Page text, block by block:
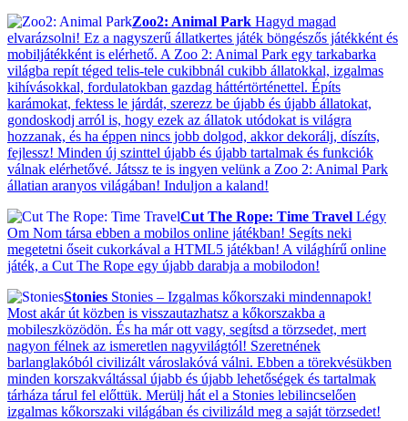
Zoo2: Animal Park Hagyd magad
elvarázsolni! Ez a nagyszerű állatkertes játék böngészős játékként és
mobiljátékként is elérhető. A Zoo 2: Animal Park egy tarkabarka
világba repít téged telis-tele cukibbnál cukibb állatokkal, izgalmas
kihívásokkal, fordulatokban gazdag háttértörténettel. Építs
karámokat, fektess le járdát, szerezz be újabb és újabb állatokat,
gondoskodj arról is, hogy ezek az állatok utódokat is világra
hozzanak, és ha éppen nincs jobb dolgod, akkor dekorálj, díszíts,
fejlessz! Minden új szinttel újabb és újabb tartalmak és funkciók
válnak elérhetővé. Játssz te is ingyen velünk a Zoo 2: Animal Park
állatian aranyos világában! Induljon a kaland!
Cut The Rope: Time Travel Légy
Om Nom társa ebben a mobilos online játékban! Segíts neki
megetetni őseit cukorkával a HTML5 játékban! A világhírű online
játék, a Cut The Rope egy újabb darabja a mobilodon!
Stonies Stonies – Izgalmas kőkorszaki mindennapok!
Most akár út közben is visszautazhatsz a kőkorszakba a
mobileszközödön. És ha már ott vagy, segítsd a törzsedet, mert
nagyon félnek az ismeretlen nagyvilágtól! Szeretnének
barlanglakóból civilizált városlakóvá válni. Ebben a törekvésükben
minden korszakváltással újabb és újabb lehetőségek és tartalmak
tárháza tárul fel előttük. Merülj hát el a Stonies lebilincselően
izgalmas kőkorszaki világában és civilizáld meg a saját törzsedet!